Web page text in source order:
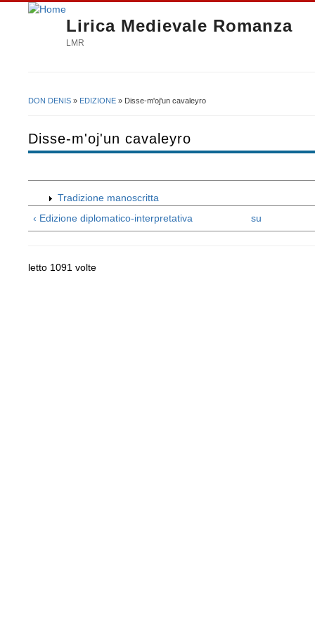
Lirica Medievale Romanza
LMR
DON DENIS » EDIZIONE » Disse-m'oj'un cavaleyro
Disse-m'oj'un cavaleyro
Tradizione manoscritta
‹ Edizione diplomatico-interpretativa
su
letto 1091 volte